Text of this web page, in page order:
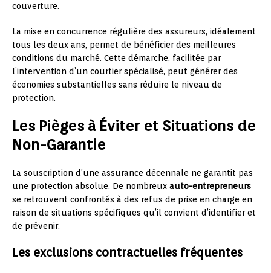
couverture.
La mise en concurrence régulière des assureurs, idéalement
tous les deux ans, permet de bénéficier des meilleures
conditions du marché. Cette démarche, facilitée par
l’intervention d’un courtier spécialisé, peut générer des
économies substantielles sans réduire le niveau de
protection.
Les Pièges à Éviter et Situations de
Non-Garantie
La souscription d’une assurance décennale ne garantit pas
une protection absolue. De nombreux auto-entrepreneurs
se retrouvent confrontés à des refus de prise en charge en
raison de situations spécifiques qu’il convient d’identifier et
de prévenir.
Les exclusions contractuelles fréquentes